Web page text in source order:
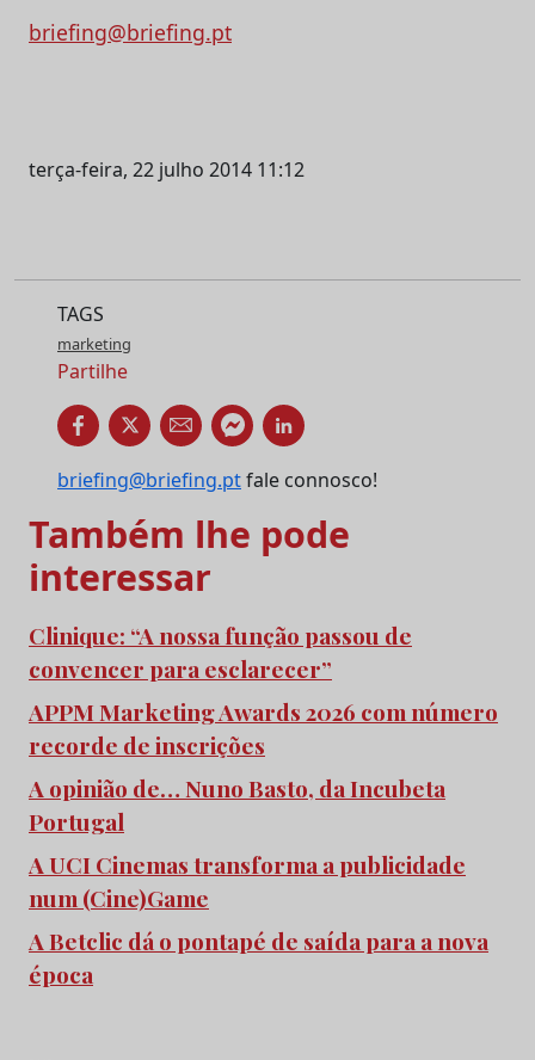
briefing@briefing.pt
terça-feira, 22 julho 2014 11:12
TAGS
marketing
Partilhe
briefing@briefing.ptfale connosco!
Também lhe pode
interessar
Clinique: “A nossa função passou de
convencer para esclarecer”
APPM Marketing Awards 2026 com número
recorde de inscrições
A opinião de… Nuno Basto, da Incubeta
Portugal
A UCI Cinemas transforma a publicidade
num (Cine)Game
A Betclic dá o pontapé de saída para a nova
época